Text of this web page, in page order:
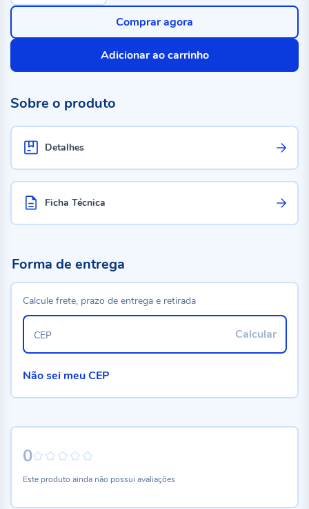
Adicionar ao carrinho
Comprar agora
Sobre o produto
Detalhes
Ficha Técnica
0
Este produto ainda não possui avaliações
Forma de entrega
Calcule frete, prazo de entrega e retirada
Calcular
CEP
Não sei meu CEP